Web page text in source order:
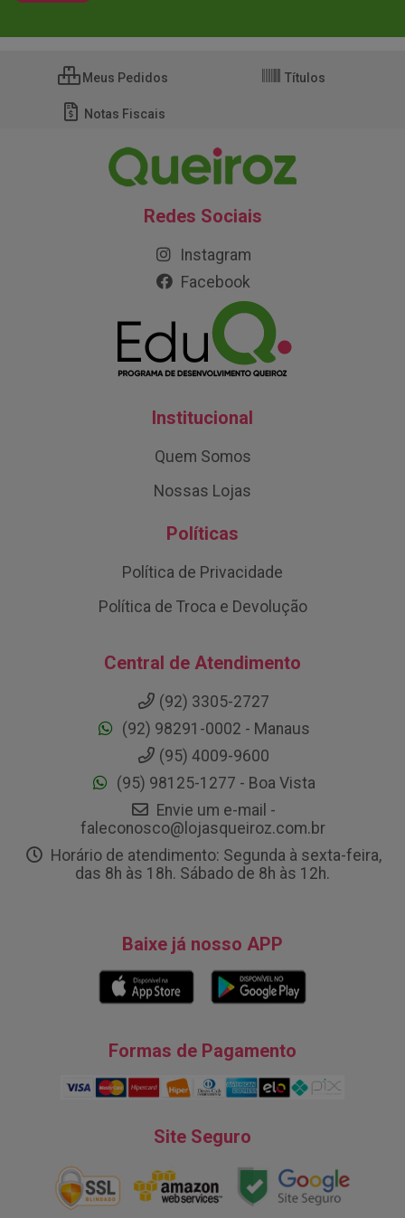
Meus Pedidos Títulos
Notas Fiscais
Redes Sociais
Instagram
Facebook
Institucional
Quem Somos
Nossas Lojas
Políticas
Política de Privacidade
Política de Troca e Devolução
Central de Atendimento
(92) 3305-2727
(92) 98291-0002 - Manaus
(95) 4009-9600
(95) 98125-1277 - Boa Vista
Envie um e-mail -
faleconosco@lojasqueiroz.com.br
Horário de atendimento: Segunda à sexta-feira,
das 8h às 18h. Sábado de 8h às 12h.
Baixe já nosso APP
Formas de Pagamento
Site Seguro